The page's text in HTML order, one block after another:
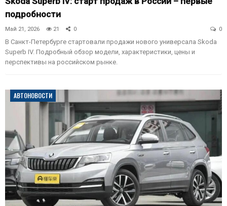
подробности
Май 21, 2026 21 0 0
В Санкт-Петербурге стартовали продажи нового универсала Skoda
Superb IV. Подробный обзор модели, характеристики, цены и
перспективы на российском рынке.
АВТОНОВОСТИ